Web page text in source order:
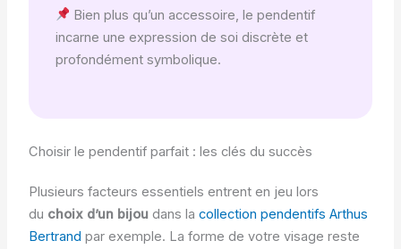
Bien plus qu’un accessoire, le pendentif
incarne une expression de soi discrète et
profondément symbolique.
Choisir le pendentif parfait : les clés du succès
Plusieurs facteurs essentiels entrent en jeu lors
du choix d’un bijou dans la collection pendentifs Arthus
Bertrand par exemple. La forme de votre visage reste